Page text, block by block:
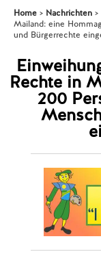
Home Nachrichten
Mailand: eine
und Bürgerrechte
Rechte in
200